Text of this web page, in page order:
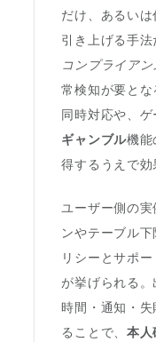
だけ、あるい
引き上げる手
コンプライアン
常検知が要と
同時対応や、
ギャンブル機能
得するうえで効
ユーザー側の
ンやテーブル
リシーとサポ
が挙げられる
時間・通知・
ることで、 本